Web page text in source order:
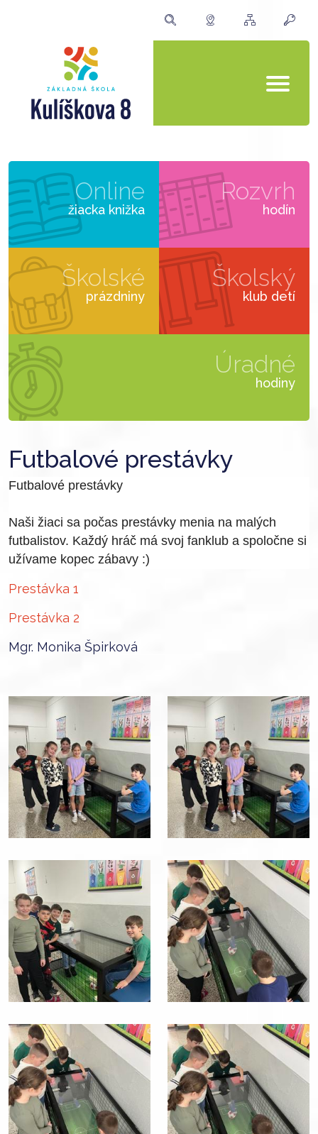
Online
žiacka knižka
Rozvrh
hodín
Školské
prázdniny
Školský
klub detí
Úradné
hodiny
Futbalové prestávky
Futbalové prestávky
Naši žiaci sa počas prestávky menia na malých
futbalistov. Každý hráč má svoj fanklub a spoločne si
užívame kopec zábavy :)
Prestávka 1
Prestávka 2
Mgr. Monika Špirková